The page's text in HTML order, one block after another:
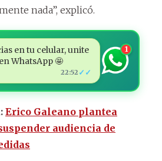
nada”, explicó.
en tu celular, unite
WhatsApp 🤩
22:52 ✓✓
1
Erico Galeano plantea
audiencia de